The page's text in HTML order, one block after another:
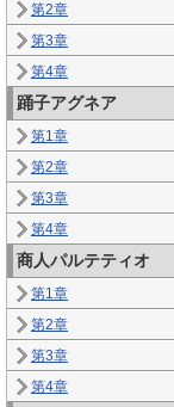
第2章
第3章
第4章
踊子アグネア
第1章
第2章
第3章
第4章
商人パルテティオ
第1章
第2章
第3章
第4章